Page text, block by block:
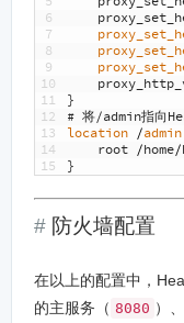
6
7
8
9
10
11
12
13
14
15
}
# 将/admin指向
location /admin
root /home/
}
防火墙配置
在以上的配置中，
的主服务（ 8080 ）